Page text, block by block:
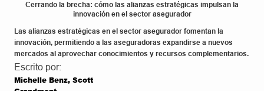
Cerrando la brecha: cómo las alianzas estratégicas impulsan la
innovación en el sector asegurador
Las alianzas estratégicas en el sector asegurador fomentan la
innovación, permitiendo a las aseguradoras expandirse a nuevos
mercados al aprovechar conocimientos y recursos complementarios.
Escrito por:
Michelle Benz, Scott